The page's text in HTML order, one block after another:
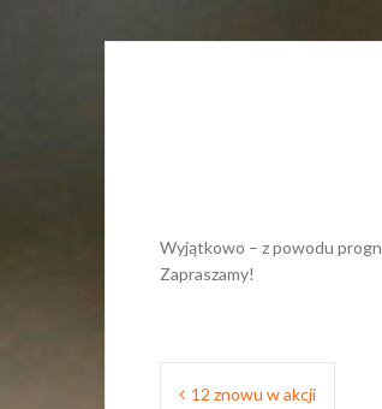
Wyjątkowo – z powodu
Zapraszamy!
Nawigacja
12 znowu w akcji